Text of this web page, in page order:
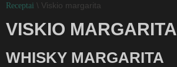
Receptai \ Viskio margarita
VISKIO MARGARITA
WHISKY MARGARITA